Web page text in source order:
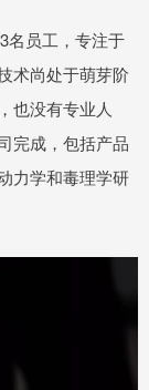
员工，专注于
术尚处于萌芽阶
也没有专业人
完成，包括产品
力学和毒理学研